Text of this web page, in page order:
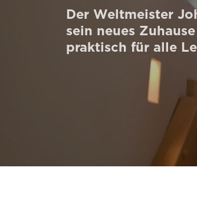
Anmeldung zum Newsletter
Der Weltmeister
sein neues
praktisch für alle